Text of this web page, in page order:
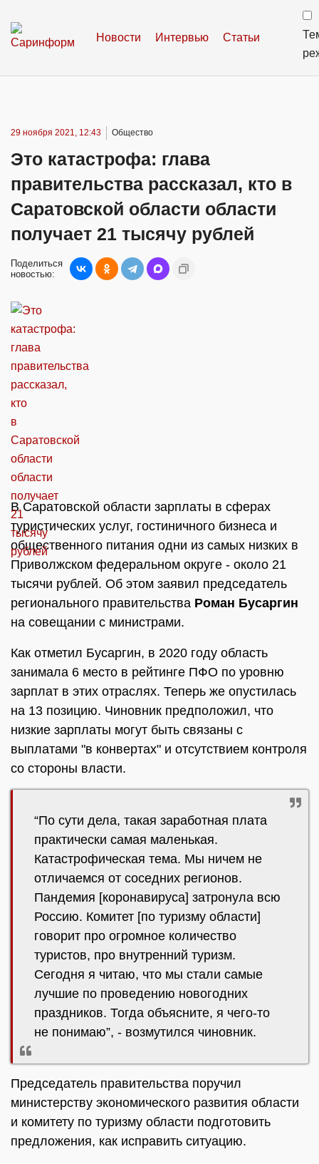
Новости Интервью Статьи
29 ноября 2021, 12:43 Общество
Это катастрофа: глава
правительства рассказал, кто в
Саратовской области области
получает 21 тысячу рублей
Поделиться
новостью:
В Саратовской области зарплаты в сферах
туристических услуг, гостиничного бизнеса и
общественного питания одни из самых низких в
Приволжском федеральном округе - около 21
тысячи рублей. Об этом заявил председатель
регионального правительства Роман Бусаргин
на совещании с министрами.
Как отметил Бусаргин, в 2020 году область
занимала 6 место в рейтинге ПФО по уровню
зарплат в этих отраслях. Теперь же опустилась
на 13 позицию. Чиновник предположил, что
низкие зарплаты могут быть связаны с
выплатами "в конвертах" и отсутствием контроля
со стороны власти.
“По сути дела, такая заработная плата
практически самая маленькая.
Катастрофическая тема. Мы ничем не
отличаемся от соседних регионов.
Пандемия [коронавируса] затронула всю
Россию. Комитет [по туризму области]
говорит про огромное количество
туристов, про внутренний туризм.
Сегодня я читаю, что мы стали самые
лучшие по проведению новогодних
праздников. Тогда объясните, я чего-то
не понимаю”, - возмутился чиновник.
Председатель правительства поручил
министерству экономического развития области
и комитету по туризму области подготовить
предложения, как исправить ситуацию.